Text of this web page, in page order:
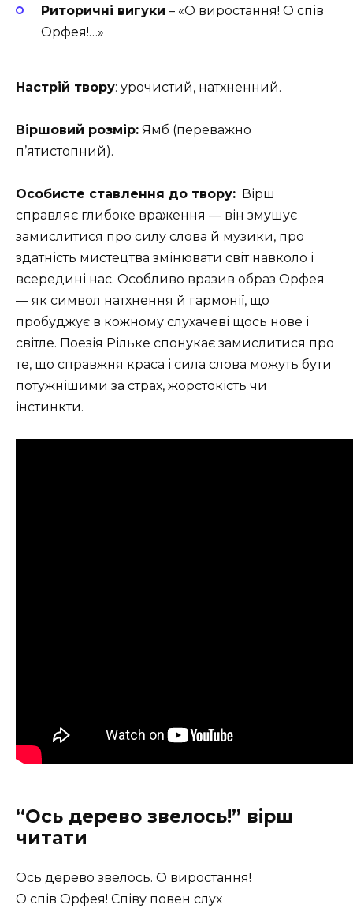
Риторичні вигуки – «О виростання! О спів
Орфея!…»
Настрій твору: урочистий, натхненний.
Віршовий розмір: Ямб (переважно
п’ятистопний).
Особисте ставлення до твору: Вірш
справляє глибоке враження — він змушує
замислитися про силу слова й музики, про
здатність мистецтва змінювати світ навколо і
всередині нас. Особливо вразив образ Орфея
— як символ натхнення й гармонії, що
пробуджує в кожному слухачеві щось нове і
світле. Поезія Рільке спонукає замислитися про
те, що справжня краса і сила слова можуть бути
потужнішими за страх, жорстокість чи
інстинкти.
“Ось дерево звелось!” вірш
читати
Ось дерево звелось. О виростання!
О спів Орфея! Співу повен слух